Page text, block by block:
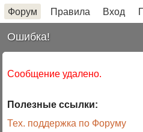
Форум Правила Вход
Ошибка!
Сообщение удалено.
Полезные ссылки:
Тех. поддержка по Форуму